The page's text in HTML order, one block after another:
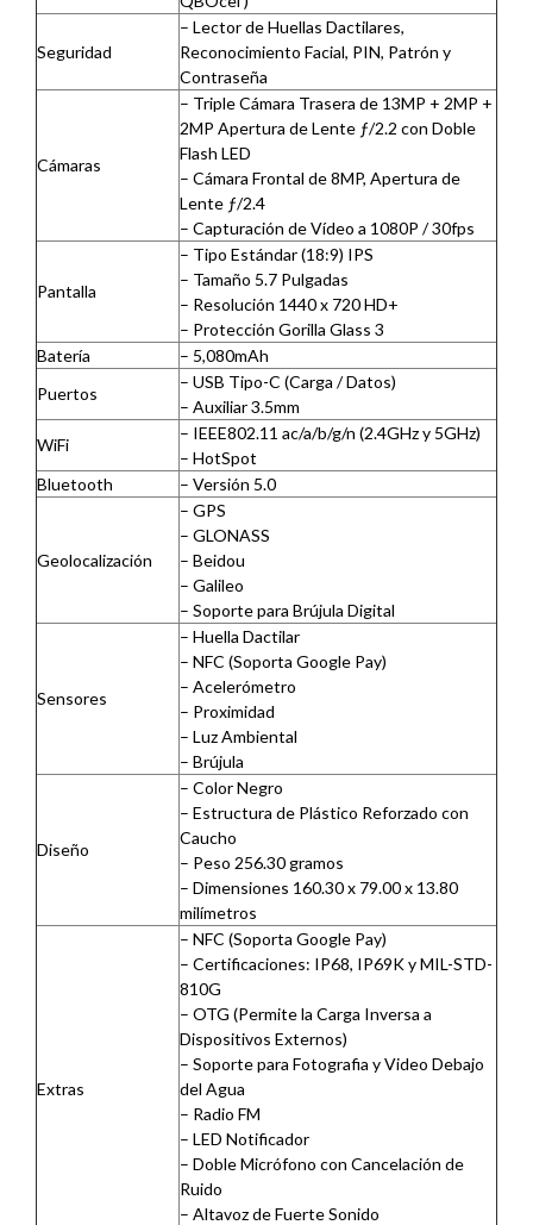
Seguridad
– Lector de Huellas Dactilares,
Reconocimiento Facial, PIN, Patrón y
Contraseña
Cámaras
– Triple Cámara Trasera de 13MP + 2MP +
2MP Apertura de Lente ƒ/2.2 con Doble
Flash LED
– Cámara Frontal de 8MP, Apertura de
Lente ƒ/2.4
– Capturación de Vídeo a 1080P / 30fps
Pantalla
– Tipo Estándar (18:9) IPS
– Tamaño 5.7 Pulgadas
– Resolución 1440 x 720 HD+
– Protección Gorilla Glass 3
Batería
– 5,080mAh
Puertos
– USB Tipo-C (Carga / Datos)
– Auxiliar 3.5mm
WiFi
– IEEE802.11 ac/a/b/g/n (2.4GHz y 5GHz)
– HotSpot
Bluetooth
– Versión 5.0
Geolocalización
– GPS
– GLONASS
– Beidou
– Galileo
– Soporte para Brújula Digital
Sensores
– Huella Dactilar
– NFC (Soporta Google Pay)
– Acelerómetro
– Proximidad
– Luz Ambiental
– Brújula
Diseño
– Color Negro
– Estructura de Plástico Reforzado con
Caucho
– Peso 256.30 gramos
– Dimensiones 160.30 x 79.00 x 13.80
milímetros
Extras
– NFC (Soporta Google Pay)
– Certificaciones: IP68, IP69K y MIL-STD-
810G
– OTG (Permite la Carga Inversa a
Dispositivos Externos)
– Soporte para Fotografia y Video Debajo
del Agua
– Radio FM
– LED Notificador
– Doble Micrófono con Cancelación de
Ruido
– Altavoz de Fuerte Sonido